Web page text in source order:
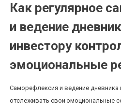
Как регулярное
и ведение
инвестору
эмоциональные
Саморефлексия и ведение
отслеживать свои эмоциональные